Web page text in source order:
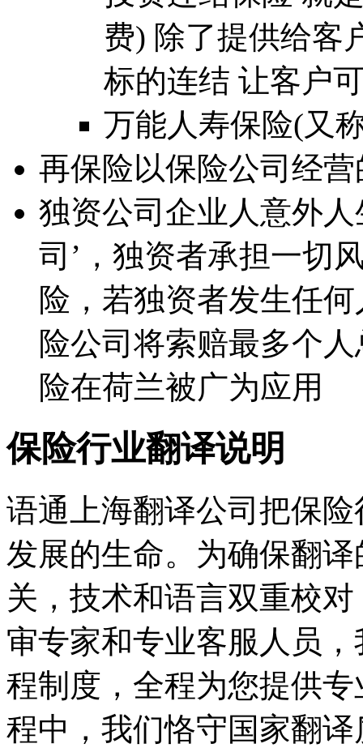
费) 除了提供给客
标的连结 让客户
万能人寿保险(又
再保险以保险公司经
独资公司企业人意外
司’，独资者承担一切
险，若独资者发生任
险公司将索赔最多个
险在荷兰被广为应用
保险行业翻译说明
语通上海翻译公司把保
发展的生命。为确保翻
关，技术和语言双重校
审专家和专业客服人员
程制度，全程为您提供
程中，我们恪守国家翻